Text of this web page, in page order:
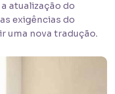
atualização do
exigências do
uma nova tradução.